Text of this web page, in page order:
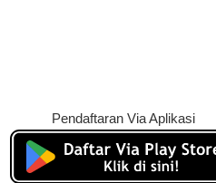
Pendaftaran Via Aplikasi